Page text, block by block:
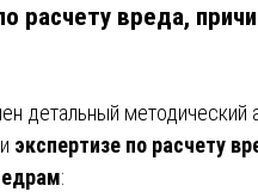
расчету вреда,
детальный методический
экспертизе по расчету
: